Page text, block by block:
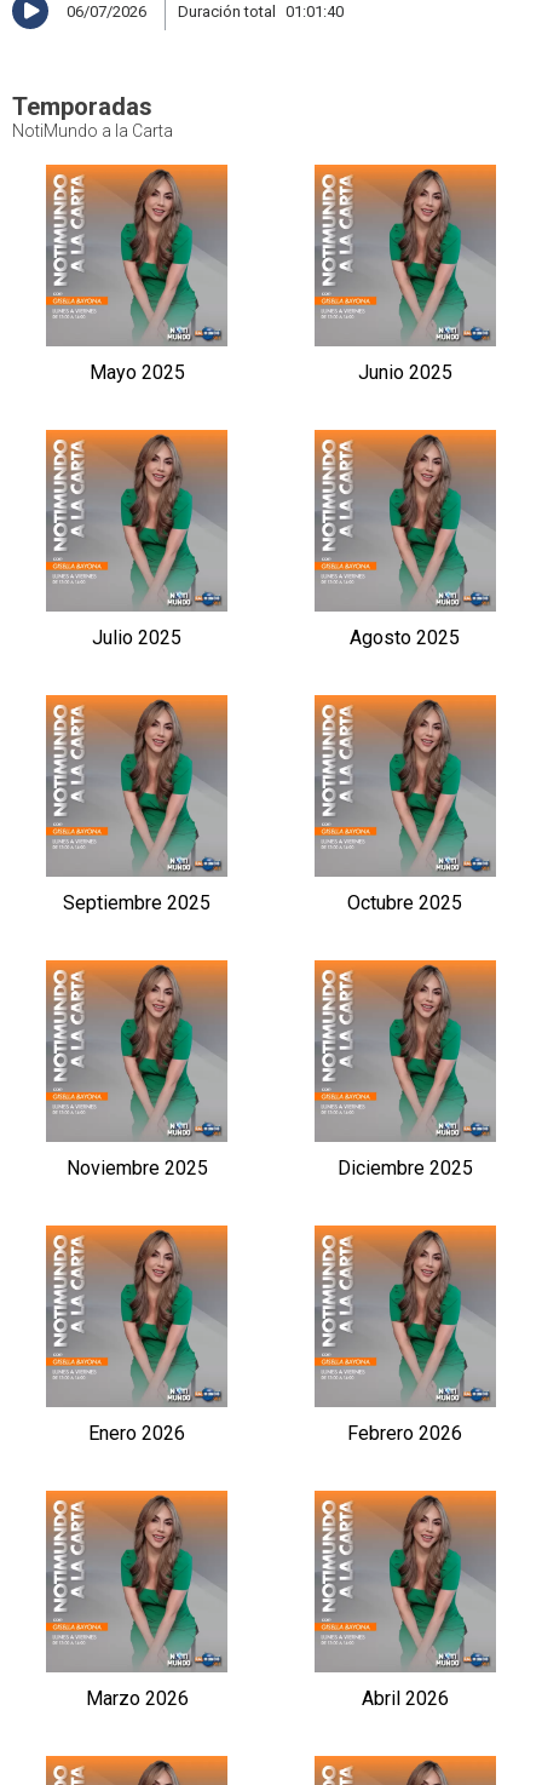
06/07/2026 Duración total 01:01:40
Temporadas
NotiMundo a la Carta
Mayo 2025 Junio 2025
Julio 2025 Agosto 2025
Septiembre 2025 Octubre 2025
Noviembre 2025 Diciembre 2025
Enero 2026 Febrero 2026
Marzo 2026 Abril 2026